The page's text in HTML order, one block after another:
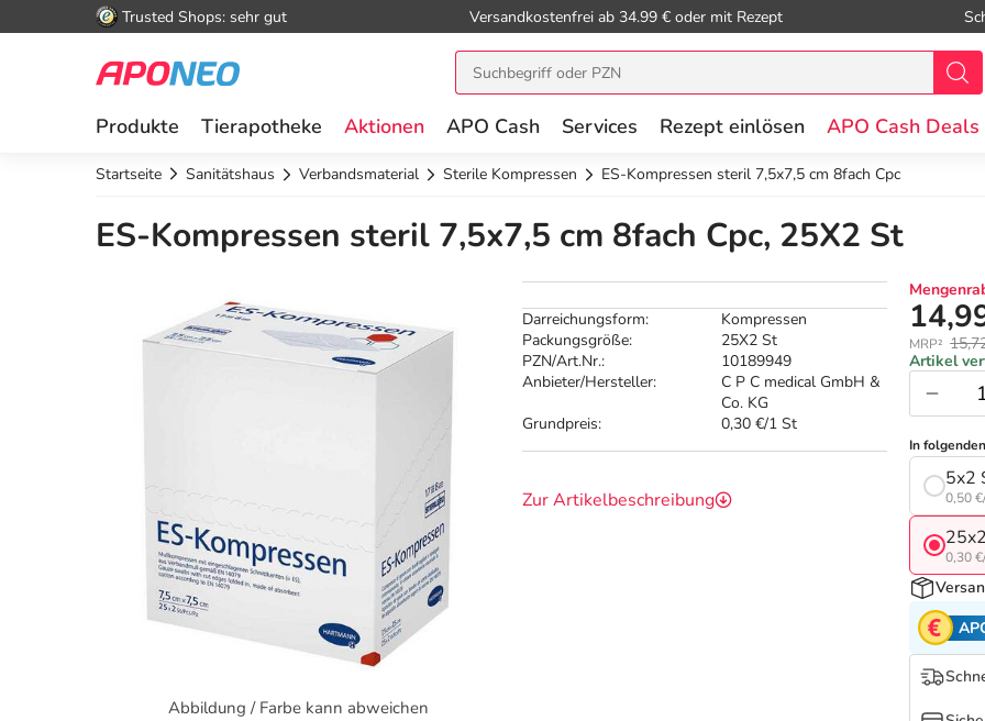
Trusted Shops: sehr gut Versandkostenfrei ab 34.99 € oder mit Rezept
Produkte Tierapotheke Aktionen APO Cash Services Rezept einlösen APO Cash Deals
Startseite Sanitätshaus Verbandsmaterial Sterile Kompressen ES-Kompressen steril 7,5x7,5 cm 8fach Cpc
ES-Kompressen steril 7,5x7,5 cm 8fach Cpc, 25X2 St
Abbildung / Farbe kann abweichen
Darreichungsform:
Kompressen
Packungsgröße:
25X2 St
PZN/Art.Nr.:
10189949
Anbieter/Hersteller:
C P C medical GmbH &
Co. KG
Grundpreis:
0,30 €/1 St
Zur Artikelbeschreibung
MRP²
Artikel
In
5x2
0,50
0,30